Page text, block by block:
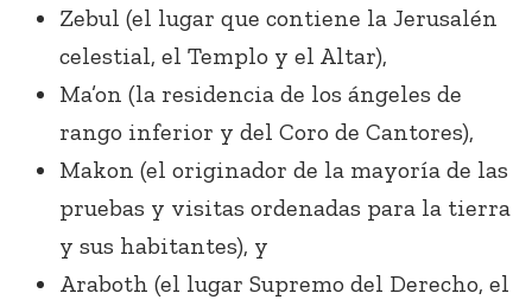
Zebul (el lugar que contiene la Jerusalén
celestial, el Templo y el Altar),
Ma’on (la residencia de los ángeles de
rango inferior y del Coro de Cantores),
Makon (el originador de la mayoría de las
pruebas y visitas ordenadas para la tierra
y sus habitantes), y
Araboth (el lugar Supremo del Derecho, el